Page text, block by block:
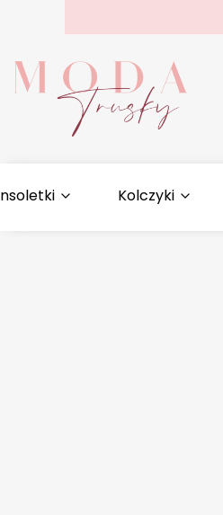
Kolczyki